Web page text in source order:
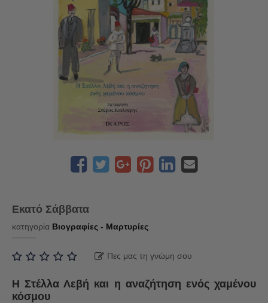
Εκατό Σάββατα
κατηγορία Βιογραφίες - Μαρτυρίες
Πες μας τη γνώμη σου
Η Στέλλα Λεβή και η αναζήτηση ενός χαμένου
κόσμου